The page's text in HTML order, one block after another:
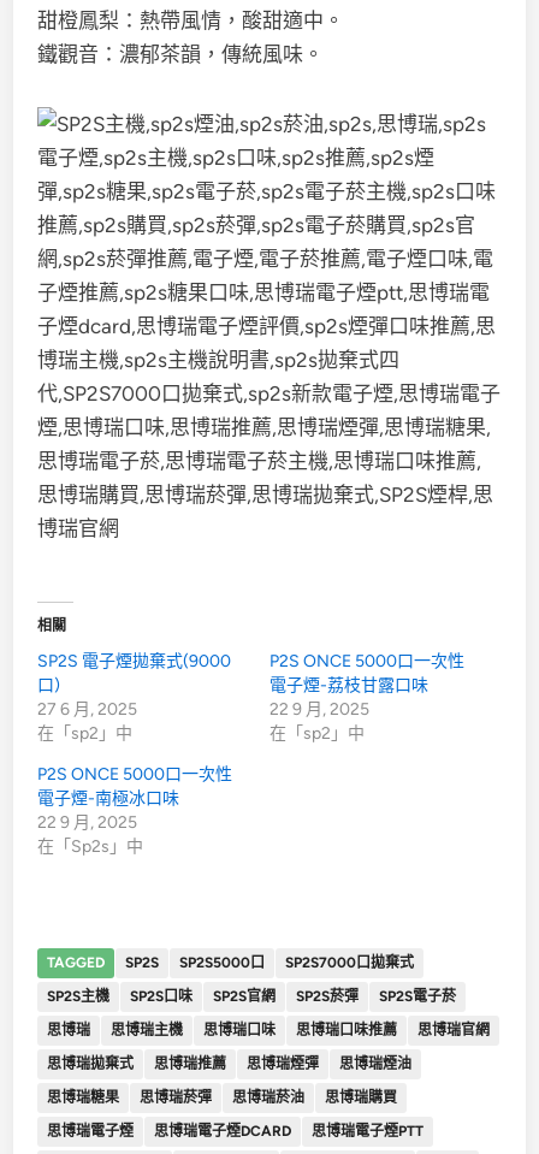
甜橙鳳梨：熱帶風情，酸甜適中。
鐵觀音：濃郁茶韻，傳統風味。
相關
SP2S 電子煙拋棄式(9000
口)
27 6 月, 2025
在「sp2」中
P2S ONCE 5000口一次性
電子煙-荔枝甘露口味
22 9 月, 2025
在「sp2」中
P2S ONCE 5000口一次性
電子煙-南極冰口味
22 9 月, 2025
在「Sp2s」中
TAGGED SP2S SP2S5000口
SP2S7000口拋棄式
SP2S主機
SP2S口味 SP2S官網 SP2S菸彈
SP2S電子菸
思博瑞
思博瑞主機 思博瑞口味 思博瑞口味推薦
思博瑞官網
思博瑞拋棄式
思博瑞推薦 思博瑞煙彈
思博瑞煙油
思博瑞糖果
思博瑞菸彈 思博瑞菸油
思博瑞購買
思博瑞電子煙
思博瑞電子煙DCARD
思博瑞電子煙PTT